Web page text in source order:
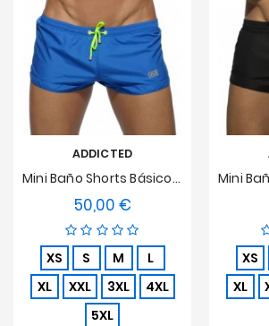
ADDICTED
Mini Baño Shorts Básicos Azul
50,00 €Precio
XS S M
L
XL
XXL 3XL
4XL
5XL
XS
XL